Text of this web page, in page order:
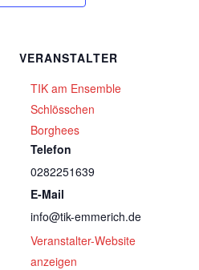
VERANSTALTER
TIK am Ensemble
Schlösschen
Borghees
Telefon
0282251639
E-Mail
info@tik-emmerich.de
Veranstalter-Website
anzeigen